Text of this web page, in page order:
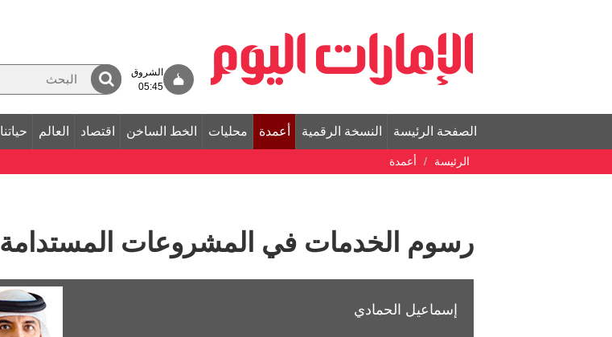
الشروق
05:45
الصفحة الرئيسة النسخة الرقمية أعمدة محليات الخط الساخن اقتصاد العالم حياتنا
الرئيسة أعمدة
رسوم الخدمات في المشروعات المستدامة
إسماعيل الحمادي